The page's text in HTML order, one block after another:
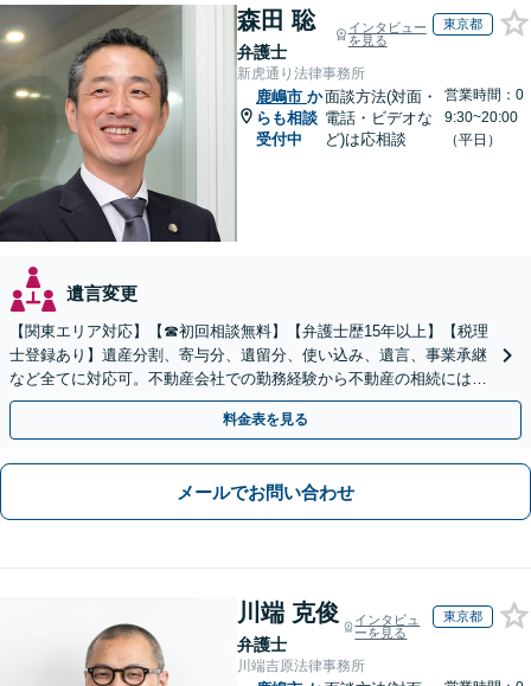
森田 聡
弁護士
インタビュー
を見る
東京都
新虎通り法律事務所
鹿嶋市 か
らも相談
受付中
面談方法(対面・
電話・ビデオな
ど)は応相談
営業時間：0
9:30~20:00
（平日）
遺言変更
【関東エリア対応】【☎︎初回相談無料】【弁護士歴15年以上】【税理
士登録あり】遺産分割、寄与分、遺留分、使い込み、遺言、事業承継
など全てに対応可。不動産会社での勤務経験から不動産の相続には特
に的確に対応【出張サービス】【夜間・休日面談】
料金表を見る
メールでお問い合わせ
川端 克俊
弁護士
インタビュ
ーを見る
東京都
川端吉原法律事務所